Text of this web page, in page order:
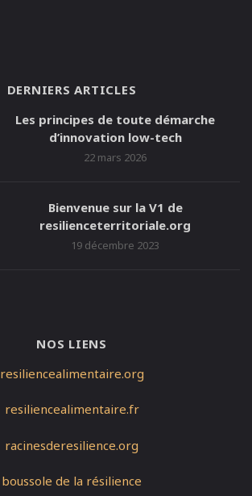
DERNIERS ARTICLES
Les principes de toute démarche
d’innovation low-tech
22 mars 2026
Bienvenue sur la V1 de
resilienceterritoriale.org
19 décembre 2023
NOS LIENS
resiliencealimentaire.org
resiliencealimentaire.fr
racinesderesilience.org
boussole de la résilience